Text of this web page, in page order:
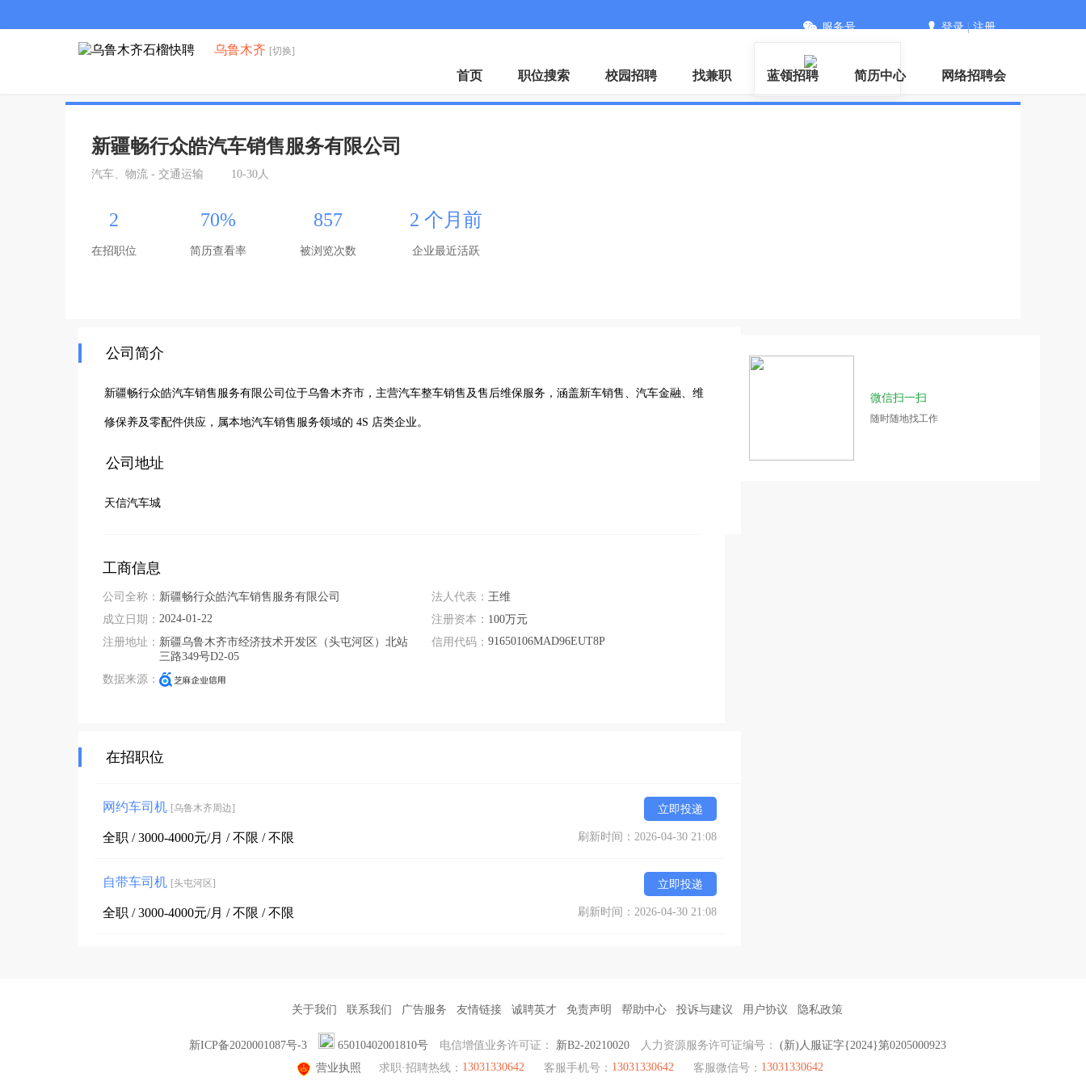
微信
服务号 登录|注册
乌鲁木齐 [切换]
首页 职位搜索 校园招聘 找兼职 蓝领招聘 简历中心 网络招聘会
新疆畅行众皓汽车销售服务有限公司
汽车、物流 - 交通运输 10-30人
2
在招职位
70%
简历查看率
857
被浏览次数
2 个月前
企业最近活跃
公司简介
新疆畅行众皓汽车销售服务有限公司位于乌鲁木齐市，主营汽车整车销售及售后维保服务，涵盖新车销售、汽车金融、维
修保养及零配件供应，属本地汽车销售服务领域的 4S 店类企业。
公司地址
天信汽车城
工商信息
公司全称： 新疆畅行众皓汽车销售服务有限公司
成立日期： 2024-01-22
注册地址： 新疆乌鲁木齐市经济技术开发区（头屯河区）北站
三路349号D2-05
数据来源：
法人代表： 王维
注册资本： 100万元
信用代码： 91650106MAD96EUT8P
在招职位
网约车司机 [乌鲁木齐周边] 立即投递
全职 / 3000-4000元/月 / 不限 / 不限 刷新时间：2026-04-30 21:08
自带车司机 [头屯河区] 立即投递
全职 / 3000-4000元/月 / 不限 / 不限 刷新时间：2026-04-30 21:08
微信扫一扫
随时随地找工作
关于我们 联系我们 广告服务 友情链接 诚聘英才 免责声明 帮助中心 投诉与建议 用户协议 隐私政策
新ICP备2020001087号-3 65010402001810号 电信增值业务许可证： 新B2-20210020 人力资源服务许可证编号： (新)人服证字{2024}第0205000923
营业执照
求职·招聘热线： 13031330642 客服手机号： 13031330642 客服微信号： 13031330642